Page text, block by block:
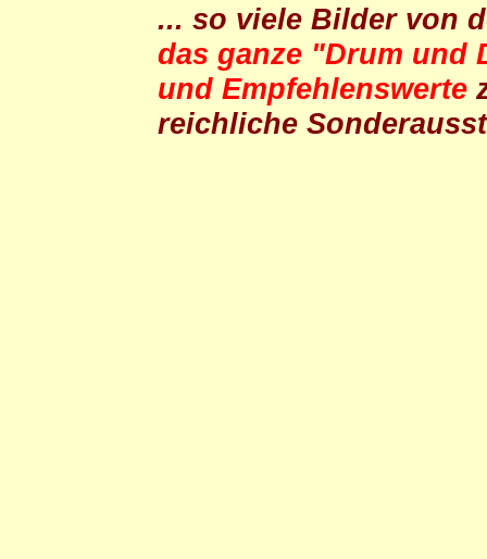
... so viele Bilder von
das ganze "Drum und
und Empfehlenswerte
reichliche